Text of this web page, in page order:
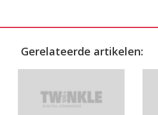
Gerelateerde artikelen: